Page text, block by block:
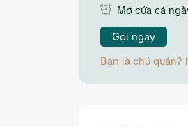
Mở cửa cả
Gọi ngay
Bạn là chủ